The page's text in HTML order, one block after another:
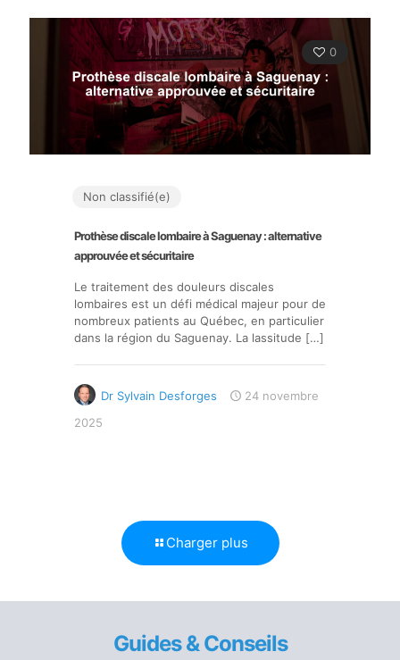
0
Non classifié(e)
Prothèse discale lombaire à Saguenay : alternative
approuvée et sécuritaire
Le traitement des douleurs discales
lombaires est un défi médical majeur pour de
nombreux patients au Québec, en particulier
dans la région du Saguenay. La lassitude […]
Dr Sylvain Desforges
24 novembre
2025
Charger plus
Guides & Conseils